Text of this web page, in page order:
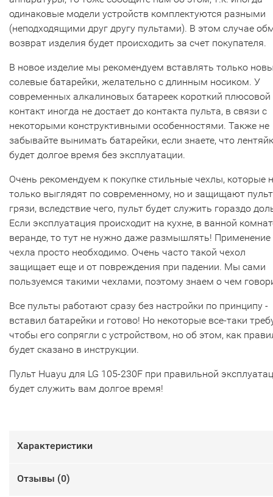
одинаковые модели устройств комплектуются разными
(неподходящими друг другу пультами). В этом случае
возврат изделия будет происходить за счет покупателя.
В новое изделие мы рекомендуем вставлять только
солевые батарейки, желательно с длинным носиком. У
современных алкалиновых батареек короткий плюсовой
контакт иногда не достает до контакта пульта, в связи с
некоторыми конструктивными особенностями. Также не
забывайте вынимать батарейки, если знаете, что
будет долгое время без эксплуатации.
Очень рекомендуем к покупке стильные чехлы, которые
только выглядят по современному, но и защищают
грязи, вследствие чего, пульт будет служить гораздо
Если эксплуатация происходит на кухне, в ванной
веранде, то тут не нужно даже размышлять! Применение
чехла просто необходимо. Очень часто такой чехол
защищает еще и от повреждения при падении. Мы сами
пользуемся такими чехлами, поэтому знаем о чем
Все пульты работают сразу без настройки по принципу -
вставил батарейки и готово! Но некоторые все-таки
чтобы его сопрягли с устройством, но об этом, как
будет сказано в инструкции.
Пульт Huayu для LG 105-230F при правильной
будет служить вам долгое время!
Характеристики
Отзывы (0)